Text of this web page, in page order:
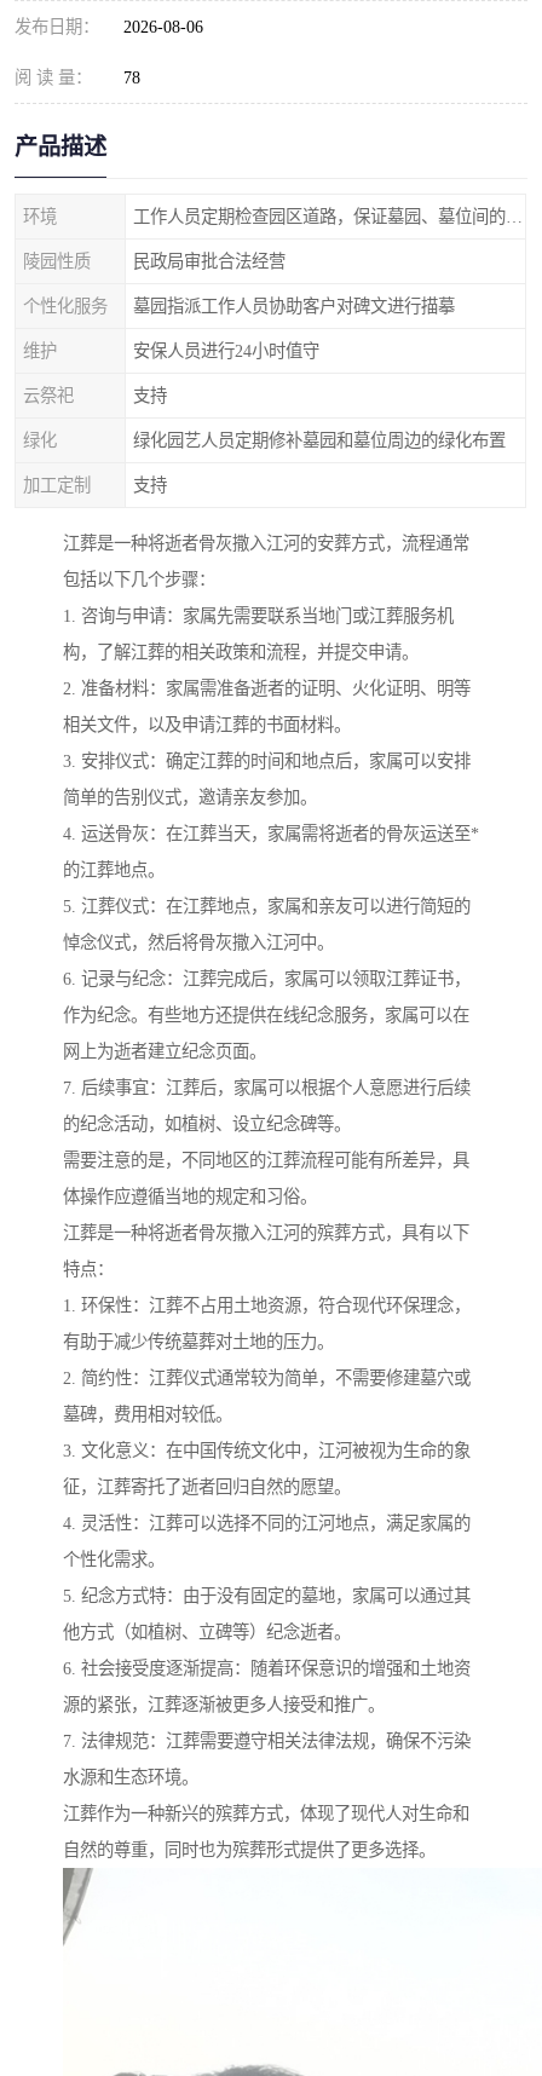
发布日期： 2026-08-06
阅 读 量： 78
产品描述
环境
陵园性质 民政局审批合法经营
个性化服务 墓园指派工作人员协助客户对碑文进行描摹
维护 安保人员进行24小时值守
云祭祀 支持
绿化 绿化园艺人员定期修补墓园和墓位周边的绿化布置
加工定制 支持
江葬是一种将逝者骨灰撒入江河的安葬方式，流程通常
包括以下几个步骤：
1. 咨询与申请：家属先需要联系当地门或江葬服务机
构，了解江葬的相关政策和流程，并提交申请。
2. 准备材料：家属需准备逝者的证明、火化证明、明等
相关文件，以及申请江葬的书面材料。
3. 安排仪式：确定江葬的时间和地点后，家属可以安排
简单的告别仪式，邀请亲友参加。
4. 运送骨灰：在江葬当天，家属需将逝者的骨灰运送至*
的江葬地点。
5. 江葬仪式：在江葬地点，家属和亲友可以进行简短的
悼念仪式，然后将骨灰撒入江河中。
6. 记录与纪念：江葬完成后，家属可以领取江葬证书，
作为纪念。有些地方还提供在线纪念服务，家属可以在
网上为逝者建立纪念页面。
7. 后续事宜：江葬后，家属可以根据个人意愿进行后续
的纪念活动，如植树、设立纪念碑等。
需要注意的是，不同地区的江葬流程可能有所差异，具
体操作应遵循当地的规定和习俗。
江葬是一种将逝者骨灰撒入江河的殡葬方式，具有以下
特点：
1. 环保性：江葬不占用土地资源，符合现代环保理念，
有助于减少传统墓葬对土地的压力。
2. 简约性：江葬仪式通常较为简单，不需要修建墓穴或
墓碑，费用相对较低。
3. 文化意义：在中国传统文化中，江河被视为生命的象
征，江葬寄托了逝者回归自然的愿望。
4. 灵活性：江葬可以选择不同的江河地点，满足家属的
个性化需求。
5. 纪念方式特：由于没有固定的墓地，家属可以通过其
他方式（如植树、立碑等）纪念逝者。
6. 社会接受度逐渐提高：随着环保意识的增强和土地资
源的紧张，江葬逐渐被更多人接受和推广。
7. 法律规范：江葬需要遵守相关法律法规，确保不污染
水源和生态环境。
江葬作为一种新兴的殡葬方式，体现了现代人对生命和
自然的尊重，同时也为殡葬形式提供了更多选择。